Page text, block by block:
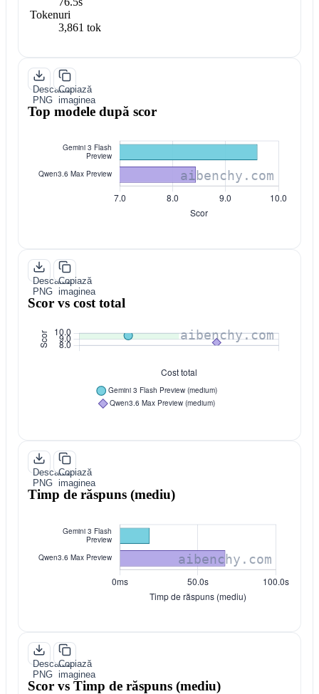
Tokenuri
3,861 tok
Descarcă
PNG
Copiază
imaginea
Top modele după scor
Descarcă
PNG
Copiază
imaginea
Scor vs cost total
Descarcă
PNG
Copiază
imaginea
Timp de răspuns (mediu)
Descarcă
PNG
Copiază
imaginea
Scor vs Timp de răspuns (mediu)